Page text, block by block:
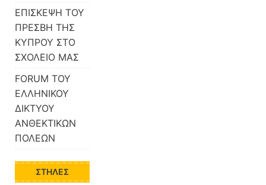
ΕΠΙΣΚΕΨΗ ΤΟΥ
ΠΡΕΣΒΗ ΤΗΣ
ΚΥΠΡΟΥ ΣΤΟ
ΣΧΟΛΕΙΟ ΜΑΣ
FORUM ΤΟΥ
ΕΛΛΗΝΙΚΟΥ
ΔΙΚΤΥΟΥ
ΑΝΘΕΚΤΙΚΩΝ
ΠΟΛΕΩΝ
ΣΤΉΛΕΣ